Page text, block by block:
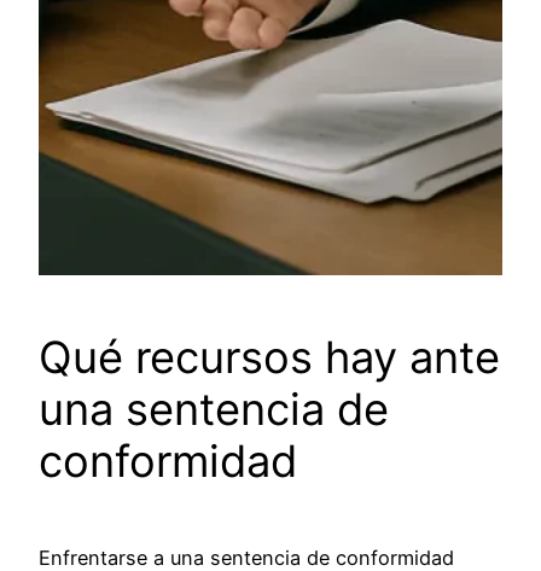
Qué recursos hay ante
una sentencia de
conformidad
Enfrentarse a una sentencia de conformidad